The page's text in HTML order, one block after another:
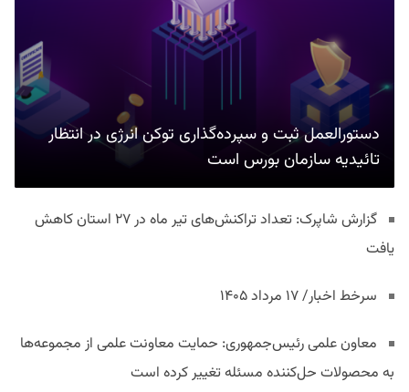
دستورالعمل ثبت و سپرده‌گذاری توکن انرژی در انتظار
تائیدیه سازمان بورس است
گزارش شاپرک: تعداد تراکنش‌های تیر ماه در ۲۷ استان‌ کاهش
یافت
سرخط اخبار/ ۱۷ مرداد ۱۴۰۵
معاون علمی رئیس‌جمهوری: حمایت معاونت علمی از مجموعه‌ها
به محصولات حل‌کننده مسئله تغییر کرده است